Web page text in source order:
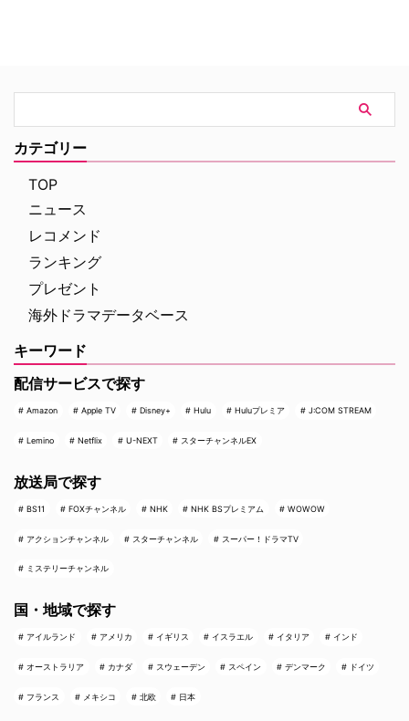
見され切り裂きジャックの正体が
置のおかげで元の場所に戻ってき
カテゴリー
TOP
ニュース
レコメンド
ランキング
プレゼント
海外ドラマデータベース
キーワード
配信サービスで探す
Amazon Apple TV Disney+ Hulu Huluプレミア J:COM STREAM
Lemino Netflix U-NEXT スターチャンネルEX
放送局で探す
BS11 FOXチャンネル NHK NHK BSプレミアム WOWOW
アクションチャンネル スターチャンネル スーパー！ドラマTV
ミステリーチャンネル
国・地域で探す
アイルランド アメリカ イギリス イスラエル イタリア インド
オーストラリア カナダ スウェーデン スペイン デンマーク ドイツ
フランス メキシコ 北欧 日本